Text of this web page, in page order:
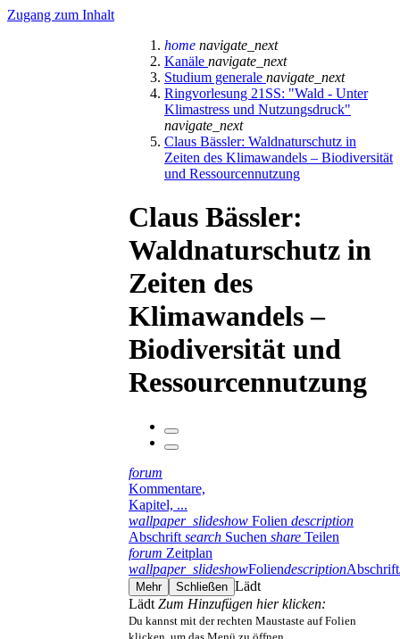
Zugang zum Inhalt
home navigate_next
Kanäle navigate_next
Studium generale navigate_next
Ringvorlesung 21SS: "Wald - Unter
Klimastress und Nutzungsdruck"
navigate_next
Claus Bässler: Waldnaturschutz in
Zeiten des Klimawandels – Biodiversität
und Ressourcennutzung
Claus Bässler:
Waldnaturschutz in
Zeiten des
Klimawandels –
Biodiversität und
Ressourcennutzung
forum
Kommentare,
Kapitel, ...
wallpaper_slideshow Folien description
Abschrift search Suchen share Teilen
forum Zeitplan
wallpaper_slideshowFoliendescriptionAbschrift
Mehr Schließen Lädt
Lädt Zum Hinzufügen hier klicken:
Du kannst mit der rechten Maustaste auf Folien